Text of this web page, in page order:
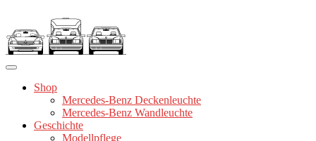
springen
Shop
Mercedes-Benz Deckenleuchte
Mercedes-Benz Wandleuchte
Geschichte
Modellpflege